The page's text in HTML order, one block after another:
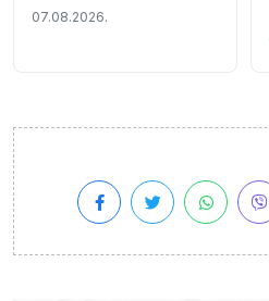
07.08.2026.